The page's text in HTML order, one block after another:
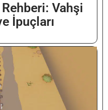
Vahşi
İpuçları